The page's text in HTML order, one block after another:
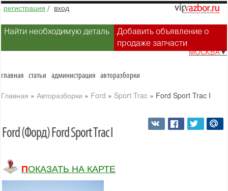
регистрация / вход
Найти необходимую деталь
Добавить объявление о
продаже запчасти
МОСКВА▼
главная статьи администрация авторазборки
Главная » Авторазборки » Ford » Sport Trac » Ford Sport Trac I
Ford (Форд) Ford Sport Trac I
ПОКАЗАТЬ НА КАРТЕ